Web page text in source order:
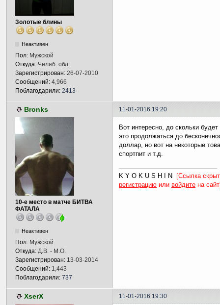
Золотые блины
Неактивен
Пол: Мужской
Откуда: Челяб. обл.
Зарегистрирован: 26-07-2010
Сообщений: 4,966
Поблагодарили: 2413
Bronks 11-01-2016 19:20
10-е место в матче БИТВА
ФАТАЛА
Неактивен
Пол: Мужской
Откуда: Д.В. - М.О.
Зарегистрирован: 13-03-2014
Сообщений: 1,443
Поблагодарили: 737
Вот интересно, до скольки
это продолжаться до
доллар, но вот на некоторые
спортпит и т.д.
K Y O K U S H I N
[Ссылка
регистрацию или войдите на
XserX 11-01-2016 19:30